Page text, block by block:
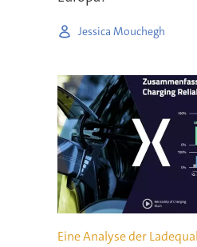
Jessica Mouchegh
Eine Analyse der